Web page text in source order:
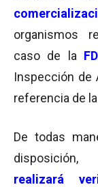
organismos
caso de la
Inspección de
referencia de la
De todas
realizará